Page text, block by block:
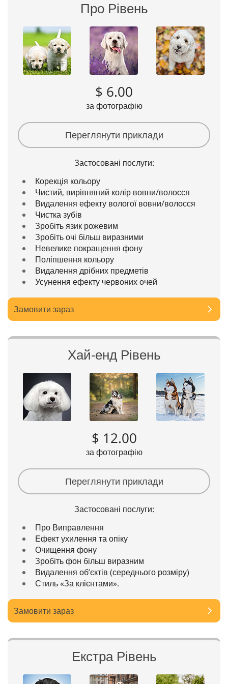
Про Рівень
$ 6.00
за фотографію
Переглянути приклади
Застосовані послуги:
Корекція кольору
Чистий, вирівняний колір вовни/волосся
Видалення ефекту вологої вовни/волосся
Чистка зубів
Зробіть язик рожевим
Зробіть очі більш виразними
Невелике покращення фону
Поліпшення кольору
Видалення дрібних предметів
Усунення ефекту червоних очей
Замовити зараз
Хай-енд Рівень
$ 12.00
за фотографію
Переглянути приклади
Застосовані послуги:
Про Виправлення
Ефект ухилення та опіку
Очищення фону
Зробіть фон більш виразним
Видалення об’єктів (середнього розміру)
Стиль «За клієнтами».
Замовити зараз
Екстра Рівень